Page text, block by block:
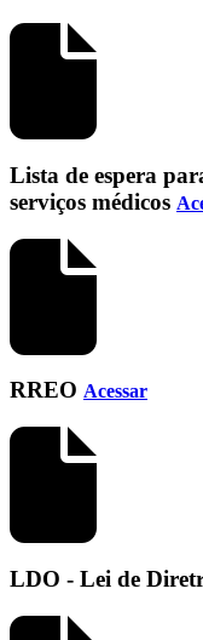
Lista de espera
serviços médicos
RREO Acessar
LDO - Lei de